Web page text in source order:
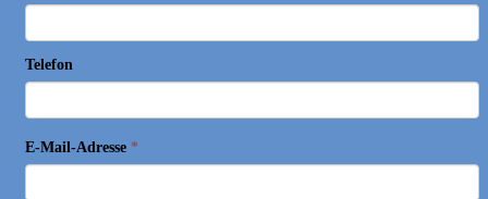
Telefon
E-Mail-Adresse *